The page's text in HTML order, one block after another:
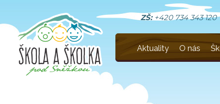
ZŠ: +420 734 343 120
Aktuality O nás